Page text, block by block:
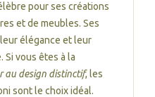
pour ses créations
et de meubles. Ses
élégance et leur
vous êtes à la
au design distinctif, les
sont le choix idéal.